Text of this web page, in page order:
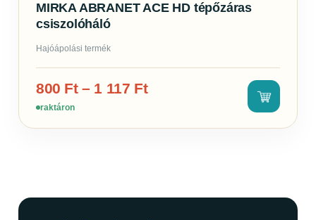
MIRKA ABRANET ACE HD tépőzáras
csiszolóháló
Hajóápolási termék
800 Ft– 1 117 Ft
raktáron